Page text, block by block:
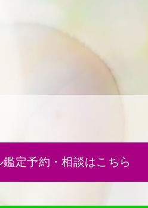
鑑定予約・相談はこちら